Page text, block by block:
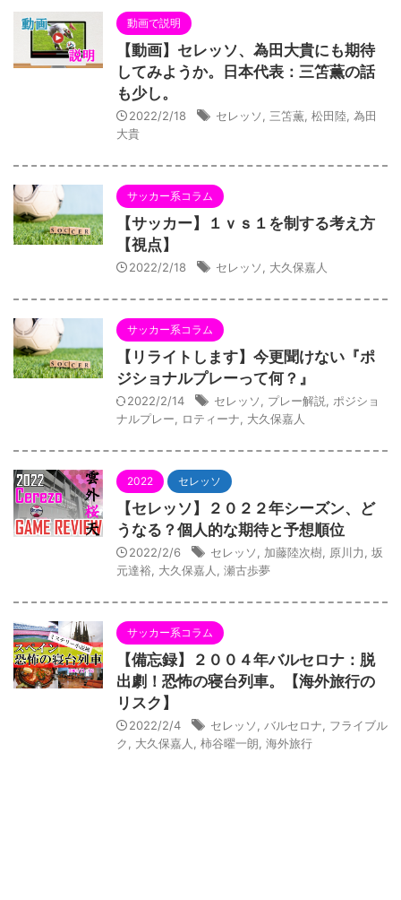
動画で説明
【動画】セレッソ、為田大貴にも期待
してみようか。日本代表：三笘薫の話
も少し。
2022/2/18 セレッソ 三笘薫 松田陸 為田
大貴
サッカー系コラム
【サッカー】１ｖｓ１を制する考え方
【視点】
2022/2/18 セレッソ 大久保嘉人
サッカー系コラム
【リライトします】今更聞けない『ポ
ジショナルプレーって何？』
2022/2/14 セレッソ プレー解説
ポジショ
ナルプレー
ロティーナ 大久保嘉人
2022 セレッソ
【セレッソ】２０２２年シーズン、ど
うなる？個人的な期待と予想順位
2022/2/6 セレッソ 加藤陸次樹 原川力
坂
元達裕 大久保嘉人 瀬古歩夢
サッカー系コラム
【備忘録】２００４年バルセロナ：脱
出劇！恐怖の寝台列車。【海外旅行の
リスク】
2022/2/4 セレッソ バルセロナ
フライブル
ク
大久保嘉人 柿谷曜一朗 海外旅行